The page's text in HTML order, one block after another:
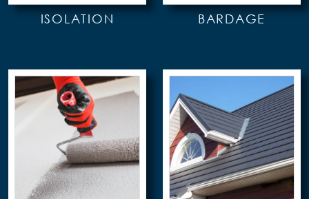
ISOLATION BARDAGE